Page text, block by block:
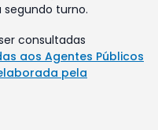
segundo turno.
consultadas
aos Agentes Públicos
pela